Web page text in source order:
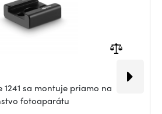
1241 sa montuje priamo na
fotoaparátu